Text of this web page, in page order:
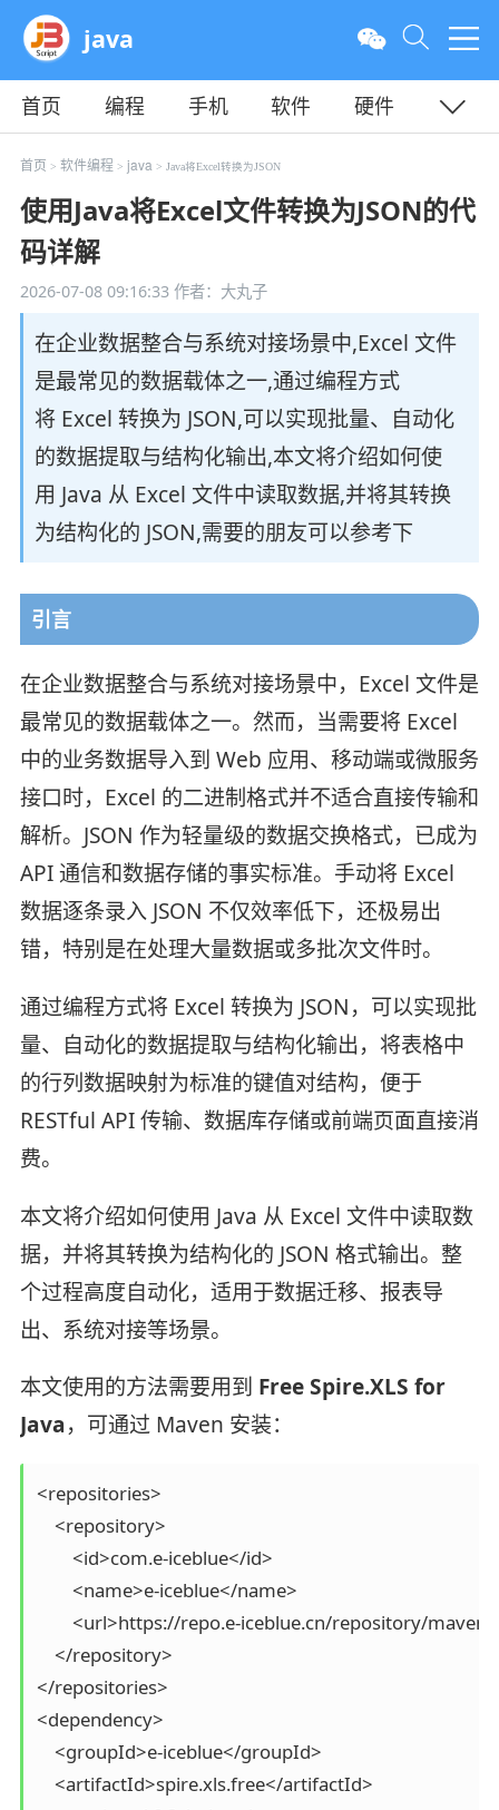
java
首页 编程 手机 软件
硬件
教程
平面 服务器
首页 > 软件编程 > java> Java将Excel转换为JSON
使用Java将Excel文件转换为JSON的代
码详解
2026-07-08 09:16:33作者：大丸子
在企业数据整合与系统对接场景中,Excel 文件
是最常见的数据载体之一,通过编程方式
将 Excel 转换为 JSON,可以实现批量、自动化
的数据提取与结构化输出,本文将介绍如何使
用 Java 从 Excel 文件中读取数据,并将其转换
为结构化的 JSON,需要的朋友可以参考下
引言
在企业数据整合与系统对接场景中，Excel 文件是
最常见的数据载体之一。然而，当需要将 Excel
中的业务数据导入到 Web 应用、移动端或微服务
接口时，Excel 的二进制格式并不适合直接传输和
解析。JSON 作为轻量级的数据交换格式，已成为
API 通信和数据存储的事实标准。手动将 Excel
数据逐条录入 JSON 不仅效率低下，还极易出
错，特别是在处理大量数据或多批次文件时。
通过编程方式将 Excel 转换为 JSON，可以实现批
量、自动化的数据提取与结构化输出，将表格中
的行列数据映射为标准的键值对结构，便于
RESTful API 传输、数据库存储或前端页面直接消
费。
本文将介绍如何使用 Java 从 Excel 文件中读取数
据，并将其转换为结构化的 JSON 格式输出。整
个过程高度自动化，适用于数据迁移、报表导
出、系统对接等场景。
本文使用的方法需要用到 Free Spire.XLS for
Java，可通过 Maven 安装：
<repositories>
    <repository>
        <id>com.e-iceblue</id>
        <name>e-iceblue</name>
<url>https://repo.e-iceblue.cn/repository/
    </repository>
</repositories>
<dependency>
    <groupId>e-iceblue</groupId>
    <artifactId>spire.xls.free</artifactId>